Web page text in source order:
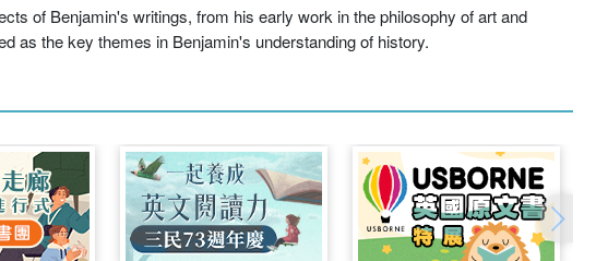
of Benjamin's writings, from his early work in the philosophy of art and
as the key themes in Benjamin's understanding of history.